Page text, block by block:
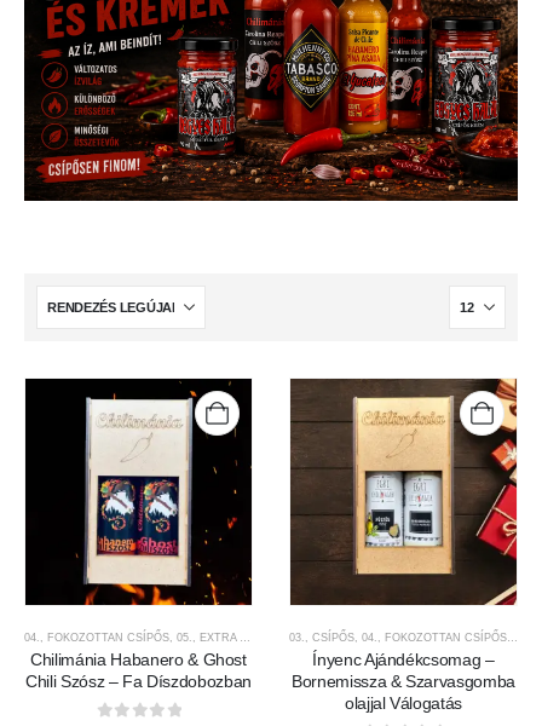
04., FOKOZOTTAN CSÍPŐS, 05., EXTRA CSÍPŐS 5.000FT-9.999FT KÖZÖTT,AJÁNDÉK
Chilimánia Habanero & Ghost
Chili Szósz – Fa Díszdobozban
03., CSÍPŐS, 04., FOKOZOTTAN CSÍPŐS,
Ínyenc Ajándékcsomag –
Bornemissza & Szarvasgomba
olajjal Válogatás